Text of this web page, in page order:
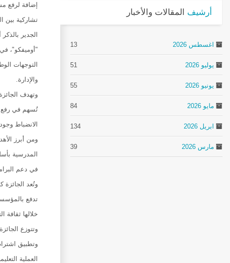
إضافة لرفع
تشاركية بين
"أوميفكو"،
والإدارة.
وتهدف
تُسهم في رفع
الانضباط
ومن أبرز
المدرسية
في دعم
وتُعد
تدفع
خلالها ثقافة
وتتوزع
وتطبيق
العملية
أرشيف المقالات والأخبار
اغسطس 2026 13
يوليو 2026 51
يونيو 2026 55
مايو 2026 84
ابريل 2026 134
مارس 2026 39